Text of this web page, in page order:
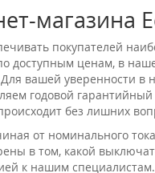
магазина
покупателей
доступным ценам, в
вашей уверенности в
годовой гарантийный
без лишних
от номинального
в том, какой
к нашим